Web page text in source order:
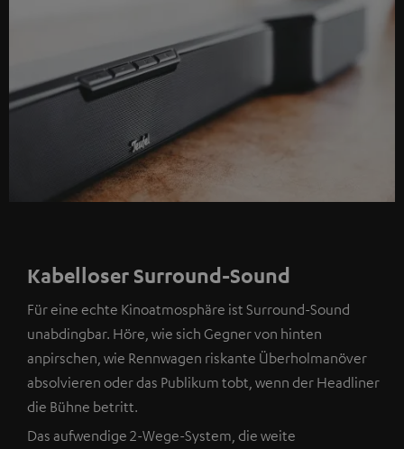
Kabelloser Surround-Sound
Für eine echte Kinoatmosphäre ist Surround-Sound
unabdingbar. Höre, wie sich Gegner von hinten
anpirschen, wie Rennwagen riskante Überholmanöver
absolvieren oder das Publikum tobt, wenn der Headliner
die Bühne betritt.
Das aufwendige 2-Wege-System, die weite